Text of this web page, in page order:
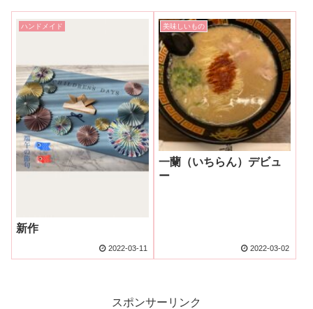
ハンドメイド
新作
2022-03-11
美味しいもの
一蘭（いちらん）デビュ
ー
2022-03-02
スポンサーリンク